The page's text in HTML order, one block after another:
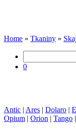
Home » Tkaniny »
0
Antic | Ares | Dolaro |
Opium | Orion | Tango |